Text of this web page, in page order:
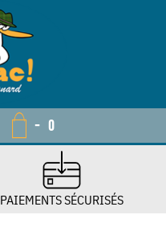
- 0
PAIEMENTS SÉCURISÉS